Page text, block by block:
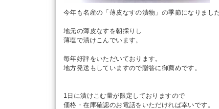
今年も名産の「薄皮なすの漬物」の季節になりまし
地元の薄皮なすを朝採りし
薄塩で漬けこんでいます。
毎年好評をいただいております。
地方発送もしていますので贈答に御薦めです。
1日に漬けこむ量が限定しておりますので
価格・在庫確認のお電話をいただければ幸いです。